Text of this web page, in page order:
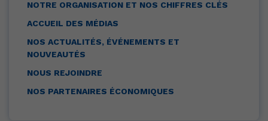
NOTRE ORGANISATION ET NOS CHIFFRES CLÉS
ACCUEIL DES MÉDIAS
NOS ACTUALITÉS, ÉVÉNEMENTS ET
NOUVEAUTÉS
NOUS REJOINDRE
NOS PARTENAIRES ÉCONOMIQUES